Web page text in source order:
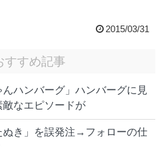
2015/03/31
すすめ記事
ハンバーグ」ハンバーグに見
なエピソードが
ぬき」を誤発注→フォローの仕